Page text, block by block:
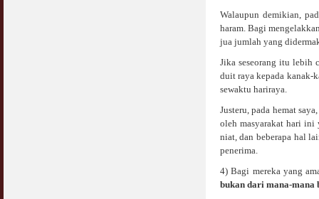
Walaupun demikian,
haram. Bagi
jua jumlah yang
Jika seseorang itu lebih
duit raya kepada kanak-
sewaktu hariraya.
Justeru, pada hemat
oleh masyarakat hari ini
niat, dan beberapa hal
penerima.
4) Bagi mereka yang
bukan dari mana-mana